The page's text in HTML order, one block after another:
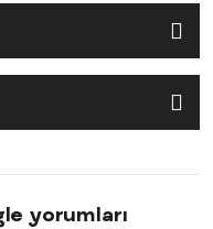
yorumları